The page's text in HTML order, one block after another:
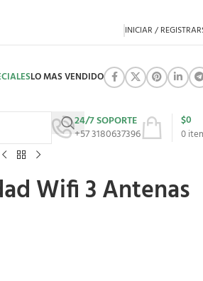
INICIAR /
LO MAS VENDIDO
24/7 SOPORTE
+57 3180637396
0
$0
Wifi 3 Antenas